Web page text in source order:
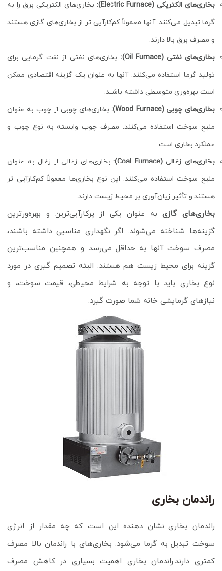
بخاری‌های الکتریکی (Electric Furnace):
بخاری‌های الکتریکی برق را به
گرما تبدیل می‌کنند. آنها معمولاً کم‌کارآیی تر از بخاری‌های گازی هستند
و مصرف برق بالا دارند.
بخاری‌های نفتی (Oil Furnace):
بخاری‌های نفتی از نفت گرمایی برای
تولید گرما استفاده می‌کنند. آنها به عنوان یک گزینه اقتصادی ممکن
است بهره‌وری متوسطی داشته باشند.
بخاری‌های چوبی (Wood Furnace):
بخاری‌های چوبی از چوب به عنوان
منبع سوخت استفاده می‌کنند. مصرف چوب وابسته به نوع چوب و
عملکرد بخاری است.
بخاری‌های زغالی (Coal Furnace):
بخاری‌های زغالی از زغال به عنوان
منبع سوخت استفاده می‌کنند. این نوع بخاری‌ها معمولاً کم‌کارآیی تر
هستند و تأثیر زیان‌آوری بر محیط زیست دارند.
بخاری‌های گازیبه عنوان یکی از پرکارآیی‌ترین و بهره‌ورترین
گزینه‌ها شناخته می‌شوند. اگر نگهداری مناسبی داشته باشند،
مصرف سوخت آنها به حداقل می‌رسد و همچنین مناسب‌ترین
گزینه برای محیط زیست هم هستند. البته تصمیم گیری در مورد
نوع بخاری باید با توجه به شرایط محیطی، قیمت سوخت، و
نیازهای گرمایشی خانه شما صورت گیرد.
راندمان بخاری
راندمان بخاری نشان دهنده این است که چه مقدار از انرژی
سوخت تبدیل به گرما می‌شود. بخاری‌های با راندمان بالا مصرف
کمتری دارند.راندمان بخاری اهمیت بسیاری در کاهش مصرف